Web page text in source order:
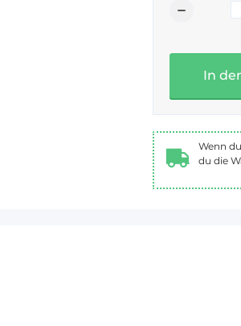
In
Wenn
du die